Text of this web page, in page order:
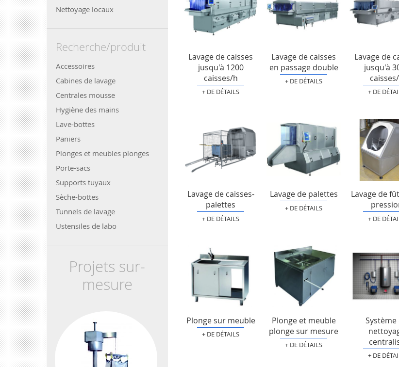
Nettoyage locaux
Recherche/produit
Accessoires
Cabines de lavage
Centrales mousse
Hygiène des mains
Lave-bottes
Paniers
Plonges et meubles plonges
Porte-sacs
Supports tuyaux
Sèche-bottes
Tunnels de lavage
Ustensiles de labo
Projets sur-
mesure
Lavage de caisses
jusqu'à 1200
caisses/h
+ DE DÉTAILS
Lavage de caisses
en passage double
+ DE DÉTAILS
Lavage de
jusqu'à
+ DE
Lavage de caisses-
palettes
+ DE DÉTAILS
Lavage de palettes
+ DE DÉTAILS
Lavage de
+ DE
Plonge sur meuble
+ DE DÉTAILS
Plonge et meuble
plonge sur mesure
+ DE DÉTAILS
Système
+ DE